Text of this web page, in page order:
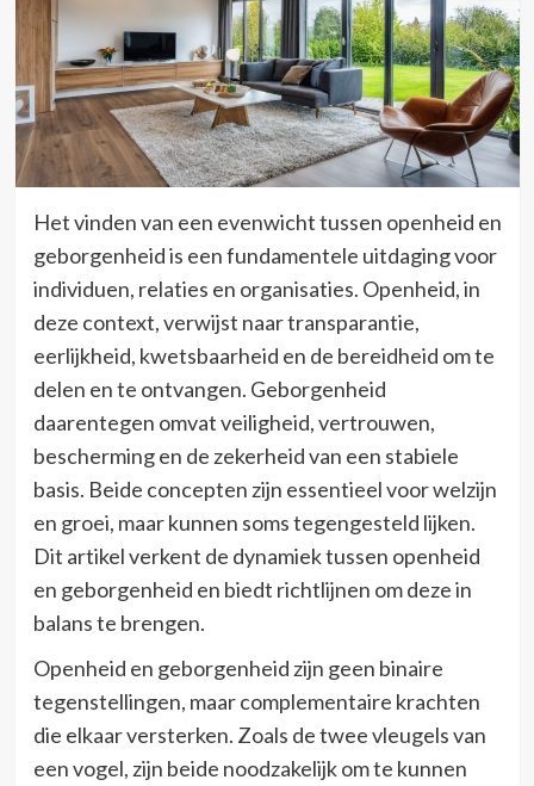
Het vinden van een evenwicht tussen openheid en
geborgenheid is een fundamentele uitdaging voor
individuen, relaties en organisaties. Openheid, in
deze context, verwijst naar transparantie,
eerlijkheid, kwetsbaarheid en de bereidheid om te
delen en te ontvangen. Geborgenheid
daarentegen omvat veiligheid, vertrouwen,
bescherming en de zekerheid van een stabiele
basis. Beide concepten zijn essentieel voor welzijn
en groei, maar kunnen soms tegengesteld lijken.
Dit artikel verkent de dynamiek tussen openheid
en geborgenheid en biedt richtlijnen om deze in
balans te brengen.
Openheid en geborgenheid zijn geen binaire
tegenstellingen, maar complementaire krachten
die elkaar versterken. Zoals de twee vleugels van
een vogel, zijn beide noodzakelijk om te kunnen